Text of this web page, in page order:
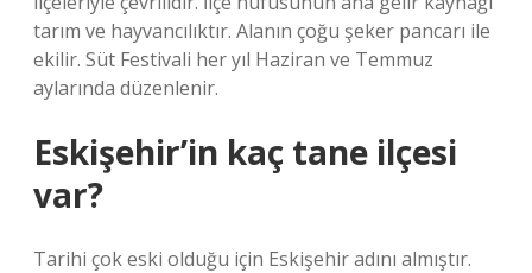
tarım ve hayvancılıktır. Alanın çoğu şeker pancarı ile
ekilir. Süt Festivali her yıl Haziran ve Temmuz
aylarında düzenlenir.
Eskişehir’in kaç tane ilçesi
var?
Tarihi çok eski olduğu için Eskişehir adını almıştır.